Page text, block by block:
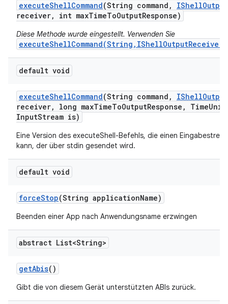
executeShellCommand(String command , IShellOutput
receiver, int maxTimeToOutputResponse)
Diese Methode wurde eingestellt. Verwenden Sie
default void
executeShellCommand(String command , IShellOutput
receiver, long maxTimeToOutputResponse , TimeUnit
InputStream is)
Eine Version des executeShell-Befehls, die einen
kann, der über stdin gesendet wird.
default void
forceStop(String applicationName)
Beenden einer App nach Anwendungsname erzwingen
abstract List<String>
getAbis()
Gibt die von diesem Gerät unterstützten ABIs zurück.